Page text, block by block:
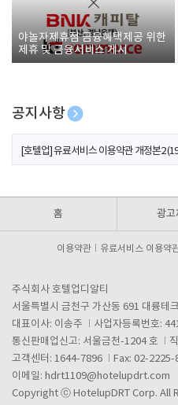
야놀자제휴점 금융혜택제공 위한
제휴 및 금융서비스 게시
공지사항
[호텔업] 개인정보 처리방침 개정본1
[호텔업] 유료서비스 이용약관 개정본2
홈 광고
이용약관 유료서비스 이용약
주식회사 호텔업디알티
서울특별시 금천구 가산동 691 대륭테
대표이사: 이송주
사업자등록번호:
통신판매업신고: 서울금천-1204 호
고객센터: 1644-7896
Fax: 02-2225-
이메일: hdrt1109@hotelupdrt.com
Copyright ⓒ HotelupDRT Corp. All